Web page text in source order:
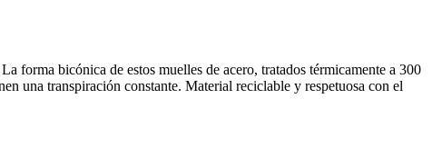
forma bicónica de estos muelles de acero, tratados térmicamente a 300
una transpiración constante. Material reciclable y respetuosa con el